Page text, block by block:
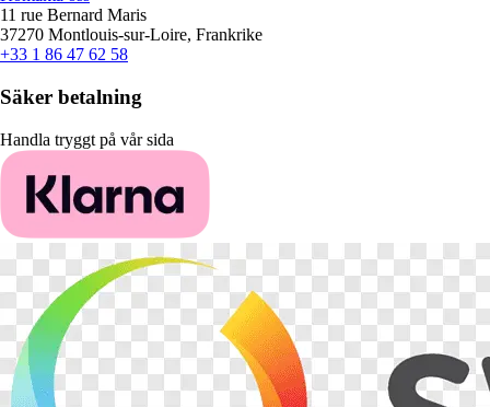
11 rue Bernard Maris
37270 Montlouis-sur-Loire, Frankrike
+33 1 86 47 62 58
Säker betalning
Handla tryggt på vår sida